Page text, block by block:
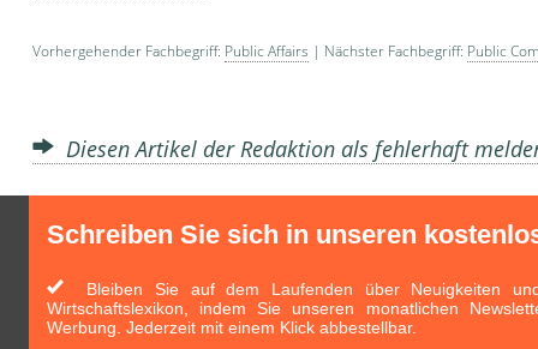
Vorhergehender Fachbegriff: Public Affairs | Nächster Fachbegriff: Public
Diesen Artikel der Redaktion als fehlerhaft
Schreiben Sie sich in unseren
Bleiben Sie auf dem Laufenden über Neuigkeiten
Wirtschaftslexikon, indem Sie unseren monatlichen
Werbung. Jederzeit mit einem Klick abbestellbar.